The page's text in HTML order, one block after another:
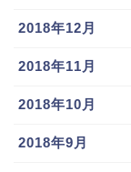
2018年12月
2018年11月
2018年10月
2018年9月